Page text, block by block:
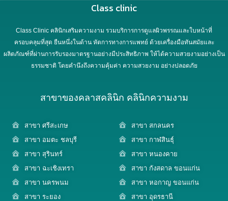
Class clinic
Class Clinic คลินิกเสริมความงาม รวมบริการการดูแลผิวพรรณและใบหน้าที่
ครอบคลุมที่สุด ยืนหนึ่งในด้าน หัตการทางการแพทย์ ด้วยเครื่องมือทันสมัยและ
ผลิตภัณฑ์ที่ผ่านการรับรองมาตรฐานอย่างมีประสิทธิภาพ ให้ได้ความสวยงามอย่างเป็น
ธรรมชาติ โดยคำนึงถึงความคุ้มค่า ความสวยงาม อย่างปลอดภัย
สาขาของคลาสคลินิก คลินิกความงาม
สาขา ศรีสะเกษ
สาขา อมตะ ชลบุรี
สาขา สุรินทร์
สาขา ฉะเชิงเทรา
สาขา นครพนม
สาขา ระยอง
สาขา สกลนคร
สาขา กาฬสินธุ์
สาขา หนองคาย
สาขา กังสดาล ขอนแก่น
สาขา หอกาญ ขอนแก่น
สาขา อุดรธานี